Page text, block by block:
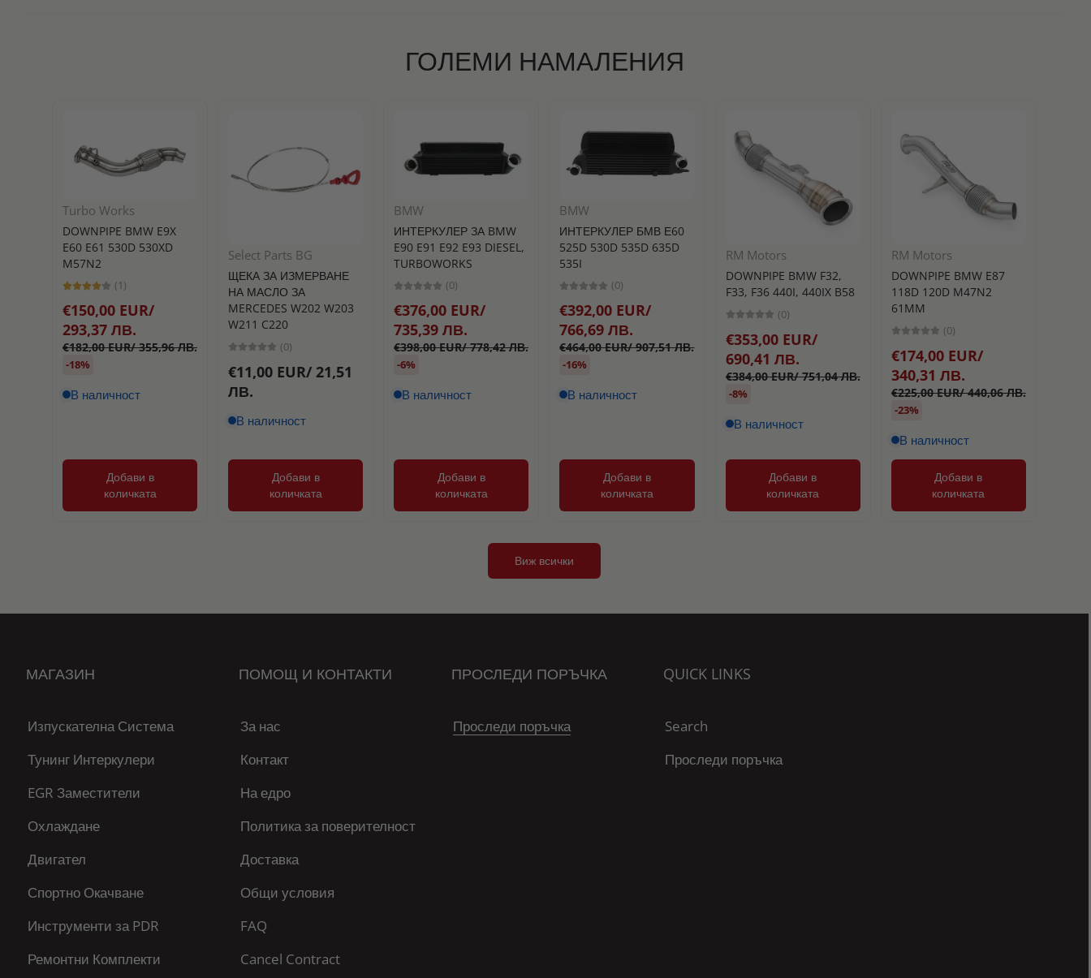
ГОЛЕМИ НАМАЛЕНИЯ
Turbo Works
DOWNPIPE BMW E9X
E60 E61 530D 530XD
M57N2
(1)
€150,00 EUR/
293,37 ЛВ.
€182,00 EUR/ 355,96 ЛВ.
-18%
В наличност
Добави в
количката
Select Parts BG
ЩЕКА ЗА ИЗМЕРВАНЕ
НА МАСЛО ЗА
MERCEDES W202 W203
W211 C220
(0)
€11,00 EUR/ 21,51
ЛВ.
В наличност
Добави в
количката
BMW
ИНТЕРКУЛЕР ЗА BMW
E90 E91 E92 E93 DIESEL,
TURBOWORKS
(0)
€376,00 EUR/
735,39 ЛВ.
€398,00 EUR/ 778,42 ЛВ.
-6%
В наличност
Добави в
количката
BMW
ИНТЕРКУЛЕР БМВ Е60
525D 530D 535D 635D
535I
(0)
€392,00 EUR/
766,69 ЛВ.
€464,00 EUR/ 907,51 ЛВ.
-16%
В наличност
Добави в
количката
RM Motors
DOWNPIPE BMW F32,
F33, F36 440I, 440IX B58
(0)
€353,00 EUR/
690,41 ЛВ.
€384,00 EUR/ 751,04 ЛВ.
-8%
В наличност
Добави в
количката
RM Motors
DOWNPIPE BMW E87
118D 120D M47N2
61MM
(0)
€174,00 EUR/
340,31 ЛВ.
€225,00 EUR/ 440,06 ЛВ.
-23%
В наличност
Добави в
количката
Виж всички
МАГАЗИН
Изпускателна Система
Тунинг Интеркулери
EGR Заместители
Охлаждане
Двигател
Спортно Окачване
Инструменти за PDR
Ремонтни Комплекти
ПОМОЩ И КОНТАКТИ
За нас
Контакт
На едро
Политика за поверителност
Доставка
Общи условия
FAQ
Cancel Contract
ПРОСЛЕДИ ПОРЪЧКА
Проследи поръчка
QUICK LINKS
Search
Проследи поръчка